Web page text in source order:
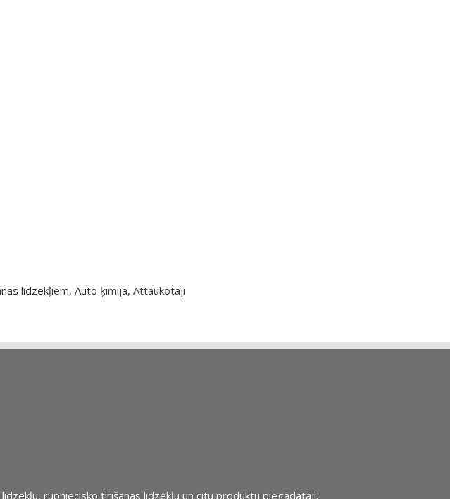
līdzekļiem, Auto ķīmija, Attaukotāji
rūpniecisko tīrīšanas līdzekļu un citu produktu piegādātāji.